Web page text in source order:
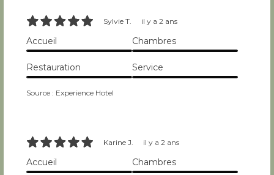
10/10 Sylvie T. il y a 2 ans
Accueil
Chambres
Restauration
Service
Source : Experience Hotel
10/10 Karine J. il y a 2 ans
Accueil
Chambres